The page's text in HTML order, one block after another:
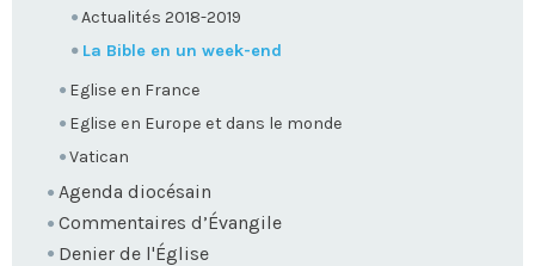
Actualités 2018-2019
La Bible en un week-end
Eglise en France
Eglise en Europe et dans le monde
Vatican
Agenda diocésain
Commentaires d’Évangile
Denier de l'Église